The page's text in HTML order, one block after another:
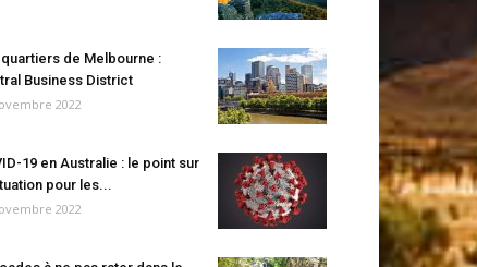
de Melbourne :
Business District
2022
19 en Australie : le point sur
pour les...
2022